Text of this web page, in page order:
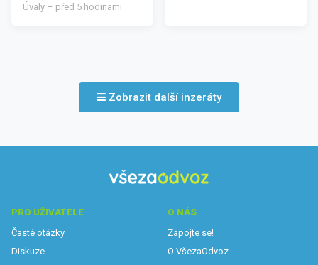
Úvaly – před 5 hodinami
Zobrazit další inzeráty
PRO UŽIVATELE
Časté otázky
Diskuze
O NÁS
Zapojte se!
O VšezaOdvoz